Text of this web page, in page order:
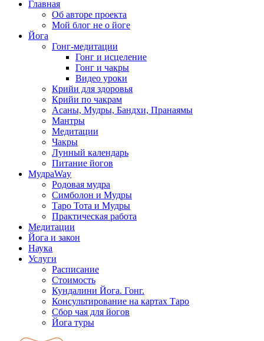
Главная
Об авторе проекта
Мой блог не о йоге
Йога
Гонг-медитации
Гонг и исцеление
Гонг и чакры
Видео уроки
Крийи для здоровья
Крийи по чакрам
Асаны, Мудры, Бандхи, Пранаямы
Мантры
Медитации
Чакры
Лунный календарь
Питание йогов
МудраWay
Родовая мудра
Симболон и Мудры
Таро Тота и Мудры
Практическая работа
Медитации
Йога и закон
Наука
Услуги
Расписание
Стоимость
Кундалини Йога. Гонг.
Консультирование на картах Таро
Сбор чая для йогов
Йога туры